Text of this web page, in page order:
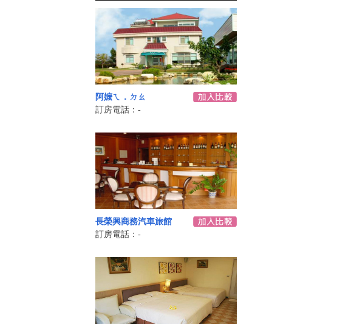
阿嬤ㄟ．ㄉㄠ
訂房電話：-
長榮興商務汽車旅館
訂房電話：-